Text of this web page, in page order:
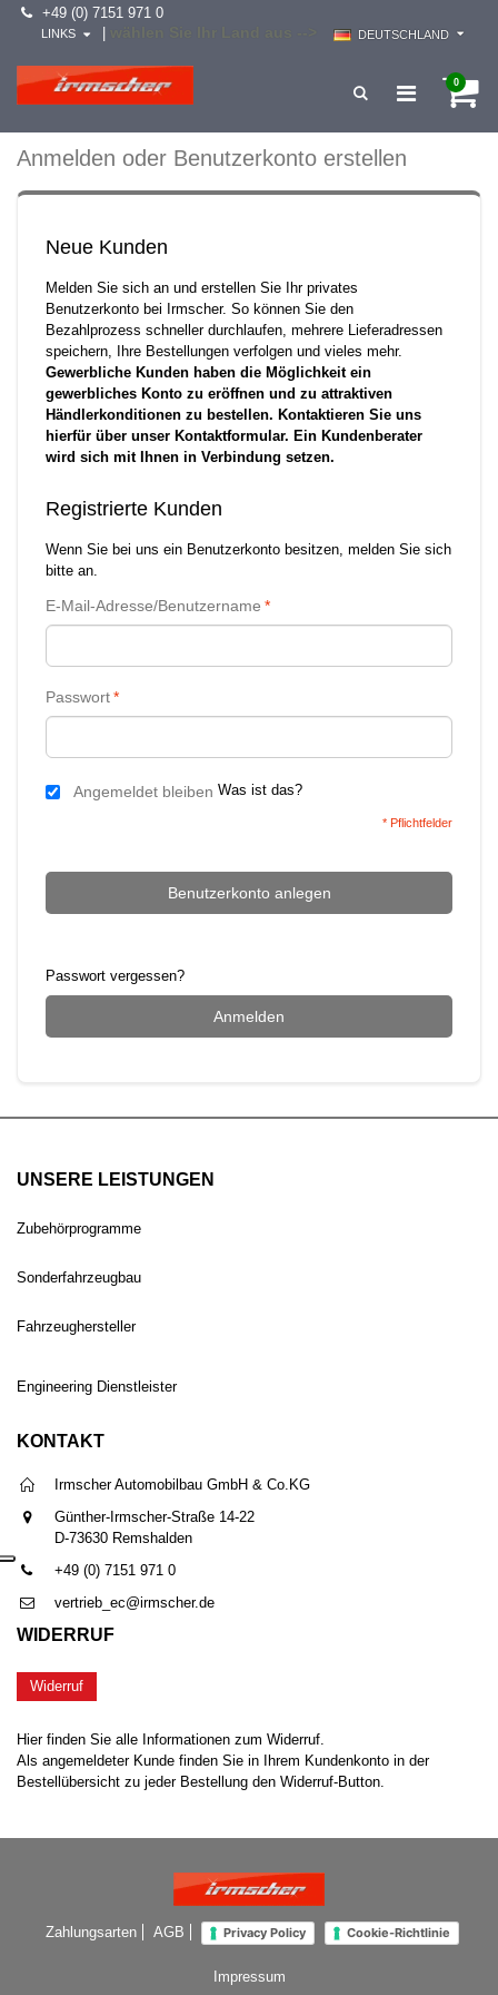
+49 (0) 7151 971 0
DEUTSCHLAND
LINKS
0
Anmelden oder Benutzerkonto erstellen
Neue Kunden
Melden Sie sich an und erstellen Sie Ihr privates
Benutzerkonto bei Irmscher. So können Sie den
Bezahlprozess schneller durchlaufen, mehrere Lieferadressen
speichern, Ihre Bestellungen verfolgen und vieles mehr.
Gewerbliche Kunden haben die Möglichkeit ein
gewerbliches Konto zu eröffnen und zu attraktiven
Händlerkonditionen zu bestellen. Kontaktieren Sie uns
hierfür über unser Kontaktformular. Ein Kundenberater
wird sich mit Ihnen in Verbindung setzen.
Registrierte Kunden
Wenn Sie bei uns ein Benutzerkonto besitzen, melden Sie sich
bitte an.
*
E-Mail-Adresse/Benutzername
*
Passwort
Angemeldet bleiben Was ist das?
* Pflichtfelder
Benutzerkonto anlegen
Passwort vergessen?
Anmelden
UNSERE LEISTUNGEN
Zubehörprogramme
Sonderfahrzeugbau
Fahrzeughersteller
Engineering Dienstleister
KONTAKT
Irmscher Automobilbau GmbH & Co.KG
Günther-Irmscher-Straße 14-22
D-73630 Remshalden
+49 (0) 7151 971 0
vertrieb_ec@irmscher.de
WIDERRUF
Widerruf
Hier finden Sie alle Informationen zum Widerruf.
Als angemeldeter Kunde finden Sie in Ihrem Kundenkonto in der
Bestellübersicht zu jeder Bestellung den Widerruf-Button.
Zahlungsarten AGB Privacy Policy Cookie-Richtlinie
Impressum